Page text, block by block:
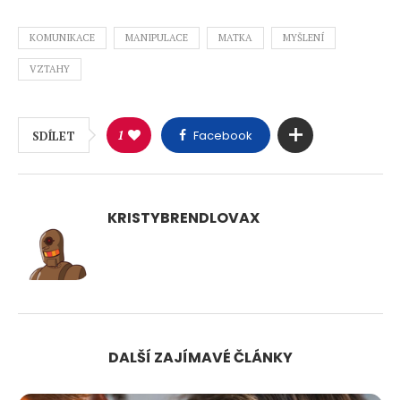
KOMUNIKACE MANIPULACE MATKA MYŠLENÍ
VZTAHY
SDÍLET 1 Facebook
KRISTYBRENDLOVAX
DALŠÍ ZAJÍMAVÉ ČLÁNKY